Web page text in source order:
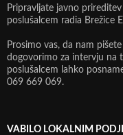
Pripravljate javno
poslušalcem radia Brežice
Prosimo vas, da nam
dogovorimo za intervju na
poslušalcem lahko
069 669 069.
VABILO LOKALNIM